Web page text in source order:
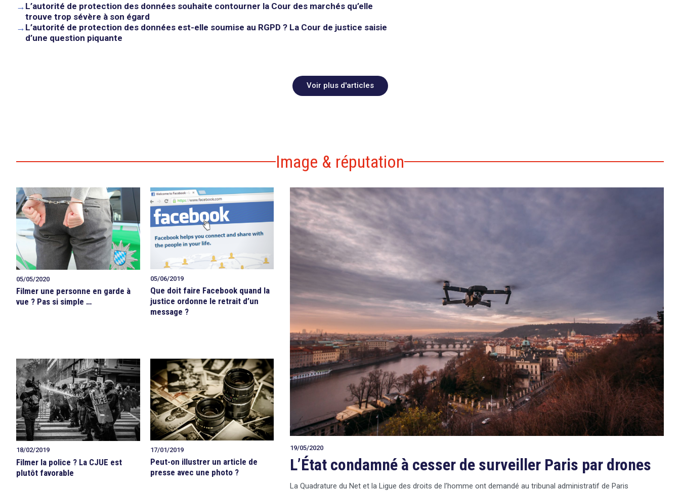
→ L’autorité de protection des données souhaite contourner la Cour des marchés qu’elle
trouve trop sévère à son égard
→ L’autorité de protection des données est-elle soumise au RGPD ? La Cour de justice saisie
d’une question piquante
Voir plus d'articles
Image & réputation
05/05/2020
Filmer une personne en garde à
vue ? Pas si simple …
05/06/2019
Que doit faire Facebook quand la
justice ordonne le retrait d’un
message ?
18/02/2019
Filmer la police ? La CJUE est
plutôt favorable
17/01/2019
Peut-on illustrer un article de
presse avec une photo ?
19/05/2020
L’État condamné à cesser de surveiller Paris par drones
La Quadrature du Net et la Ligue des droits de l’homme ont demandé au tribunal administratif de Paris